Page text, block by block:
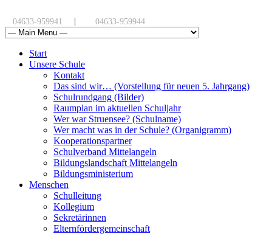
04633-959941 | 04633-959944
Start
Unsere Schule
Kontakt
Das sind wir… (Vorstellung für neuen 5. Jahrgang)
Schulrundgang (Bilder)
Raumplan im aktuellen Schuljahr
Wer war Struensee? (Schulname)
Wer macht was in der Schule? (Organigramm)
Kooperationspartner
Schulverband Mittelangeln
Bildungslandschaft Mittelangeln
Bildungsministerium
Menschen
Schulleitung
Kollegium
Sekretärinnen
Elternfördergemeinschaft